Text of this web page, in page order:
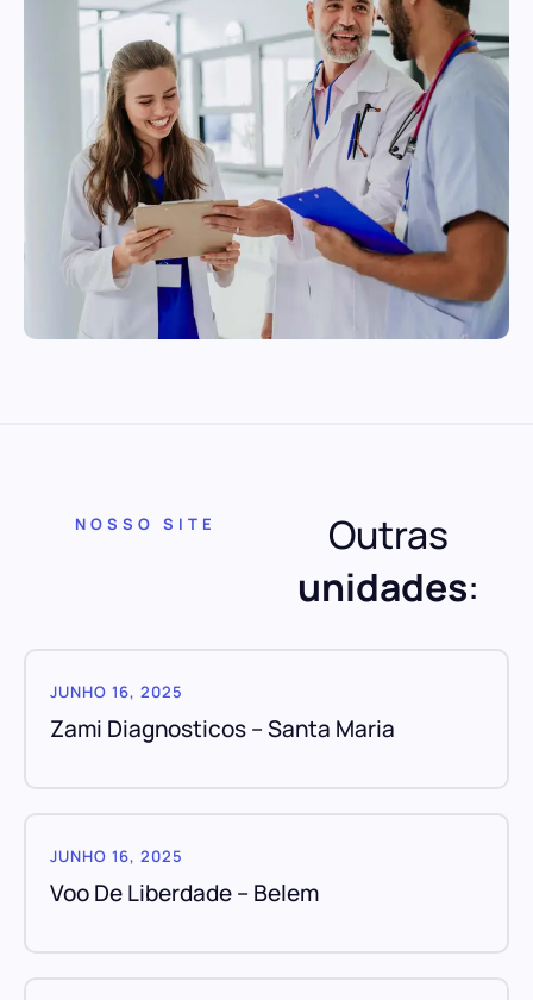
NOSSO SITE
Outras
unidades:
JUNHO 16, 2025
Zami Diagnosticos – Santa Maria
JUNHO 16, 2025
Voo De Liberdade – Belem